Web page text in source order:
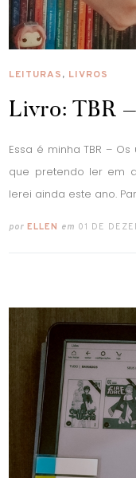
LEITURAS, LIVROS
Livro: TBR
Essa é minha TBR –
que pretendo ler em
lerei ainda este ano.
por ELLEN em 01 DE